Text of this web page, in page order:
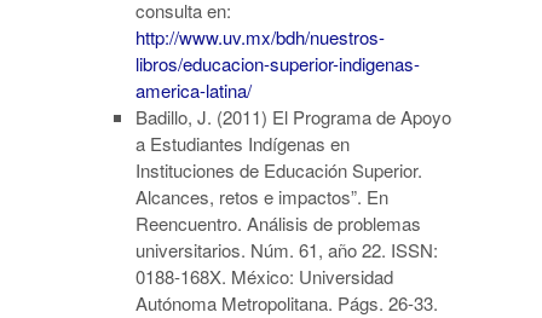
consulta en:
http://www.uv.mx/bdh/nuestros-
libros/educacion-superior-indigenas-
america-latina/
Badillo, J. (2011) El Programa de Apoyo
a Estudiantes Indígenas en
Instituciones de Educación Superior.
Alcances, retos e impactos”. En
Reencuentro. Análisis de problemas
universitarios. Núm. 61, año 22. ISSN:
0188-168X. México: Universidad
Autónoma Metropolitana. Págs. 26-33.